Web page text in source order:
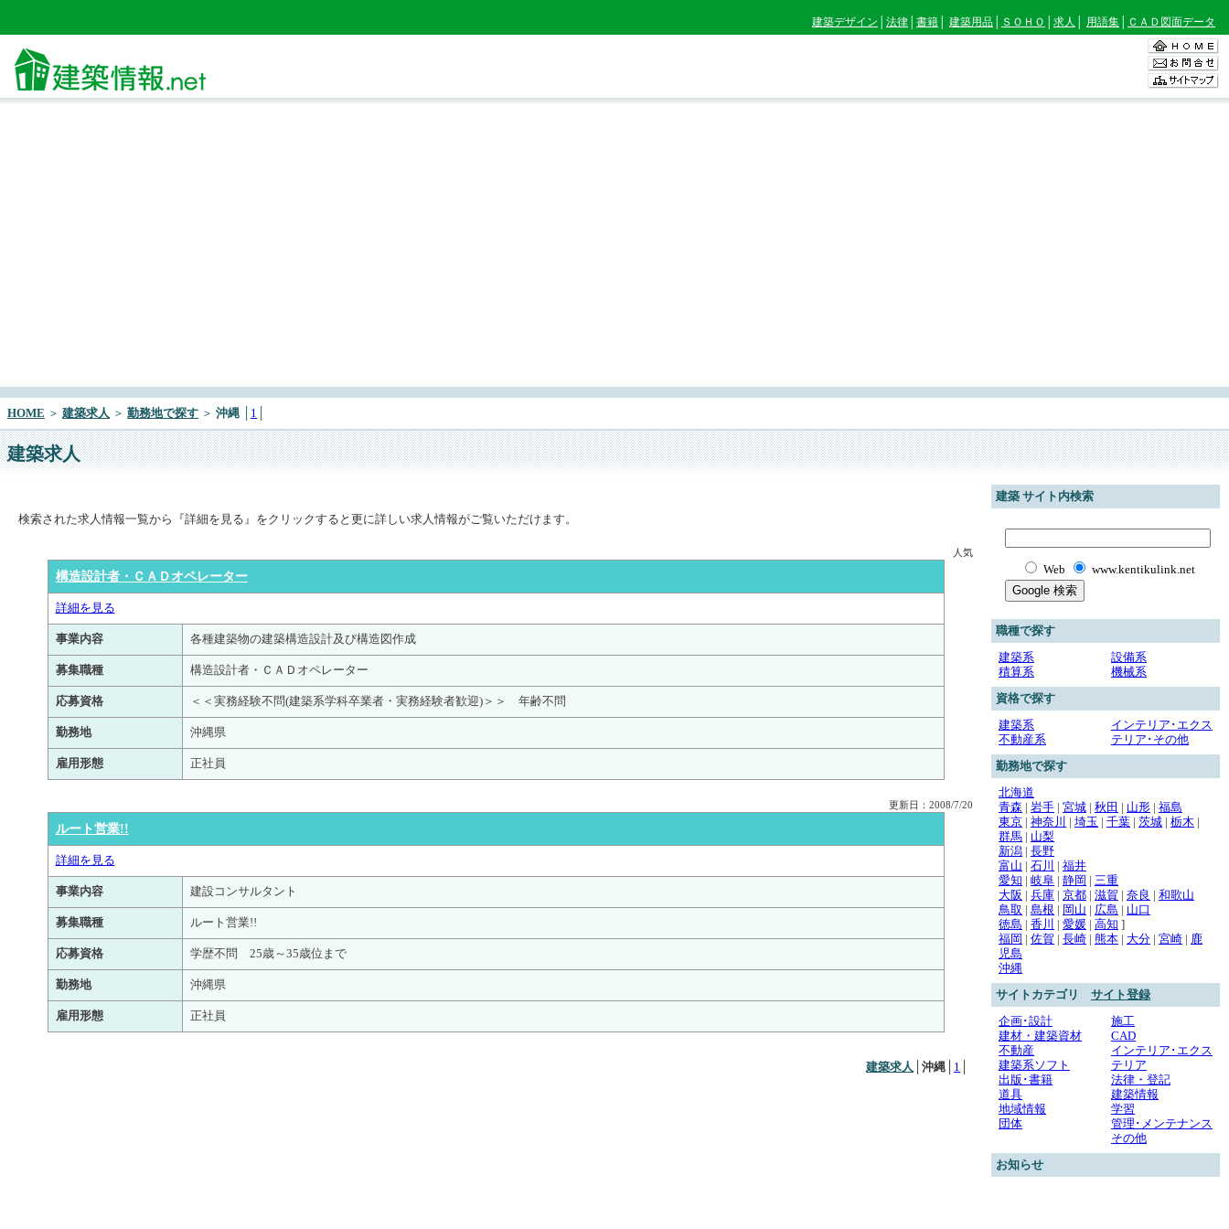
建築デザイン 法律 書籍 建築用品 ＳＯＨＯ 求人 用語集 ＣＡＤ図面データ
HOME ＞ 建築求人 ＞ 勤務地で探す ＞ 沖縄 1
建築求人
検索された求人情報一覧から『詳細を見る』をクリックすると更に詳しい求人情報がご覧いただけます。
人気
構造設計者・ＣＡＤオペレーター
詳細を見る
事業内容 各種建築物の建築構造設計及び構造図作成
募集職種 構造設計者・ＣＡＤオペレーター
応募資格 ＜＜実務経験不問(建築系学科卒業者・実務経験者歓迎)＞＞ 年齢不問
勤務地 沖縄県
雇用形態 正社員
更新日：2008/7/20
ルート営業!!
詳細を見る
事業内容 建設コンサルタント
募集職種 ルート営業!!
応募資格 学歴不問 25歳～35歳位まで
勤務地 沖縄県
雇用形態 正社員
建築求人 沖縄 1
建築 サイト内検索
Web www.kentikulink.net
職種で探す
建築系
積算系
設備系
機械系
資格で探す
建築系
不動産系
インテリア･エクス
テリア･その他
勤務地で探す
北海道
青森
岩手 宮城 秋田 山形
福島
東京
神奈川 埼玉 千葉 茨城 栃木
群馬
山梨
新潟
長野
富山
石川
福井
愛知
岐阜 静岡
三重
大阪
兵庫 京都 滋賀 奈良
和歌山
鳥取
島根 岡山 広島
山口
徳島
香川 愛媛 高知 ]
福岡
佐賀 長崎 熊本 大分 宮崎
鹿
児島
沖縄
サイトカテゴリ サイト登録
企画･設計
建材・建築資材
不動産
建築系ソフト
出版･書籍
道具
地域情報
団体
施工
CAD
インテリア･エクス
テリア
法律・登記
建築情報
学習
管理･メンテナンス
その他
お知らせ